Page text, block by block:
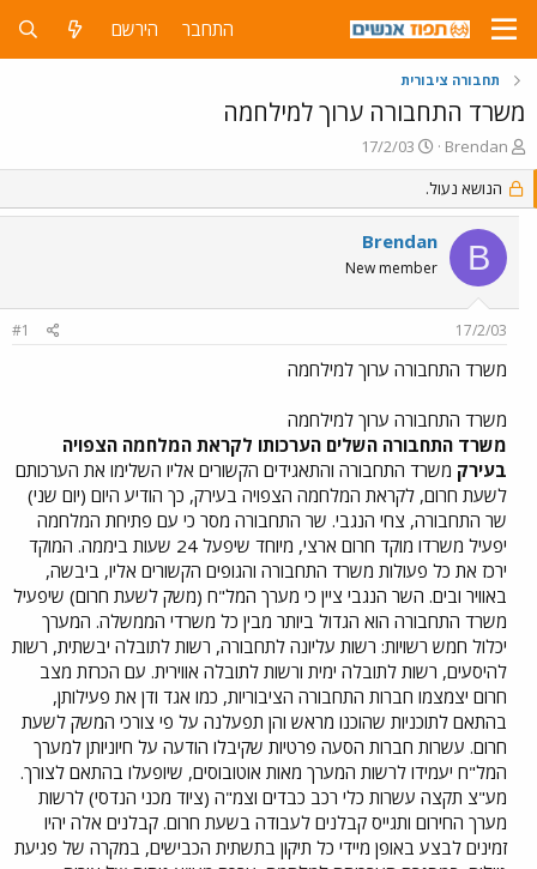
התחבר הירשם
תחבורה ציבורית
משרד התחבורה ערוך למילחמה
פ
ו
ת
ח
נ
Brendan
פ
ו
ס
ם
ב
ת
ך
17/2/03
הנושא נעול.
B
Brendan
New member
17/2/03
#1
משרד התחבורה ערוך למילחמה
משרד התחבורה ערוך למילחמה
משרד התחבורה השלים הערכותו לקראת המלחמה הצפויה
בעירק משרד התחבורה והתאגידים הקשורים אליו השלימו את הערכותם
לשעת חרום, לקראת המלחמה הצפויה בעירק, כך הודיע היום (יום שני)
שר התחבורה, צחי הנגבי. שר התחבורה מסר כי עם פתיחת המלחמה
יפעיל משרדו מוקד חרום ארצי, מיוחד שיפעל 24 שעות ביממה. המוקד
ירכז את כל פעולות משרד התחבורה והגופים הקשורים אליו, ביבשה,
באוויר ובים. השר הנגבי ציין כי מערך המל"ח (משק לשעת חרום) שיפעיל
משרד התחבורה הוא הגדול ביותר מבין כל משרדי הממשלה. המערך
יכלול חמש רשויות: רשות עליונה לתחבורה, רשות לתובלה יבשתית, רשות
להיסעים, רשות לתובלה ימית ורשות לתובלה אווירית. עם הכרזת מצב
חרום יצמצמו חברות התחבורה הציבוריות, כמו אגד ודן את פעילותן,
בהתאם לתוכניות שהוכנו מראש והן תפעלנה על פי צורכי המשק לשעת
חרום. עשרות חברות הסעה פרטיות שקיבלו הודעה על חיוניותן למערך
המל"ח יעמידו לרשות המערך מאות אוטובוסים, שיופעלו בהתאם לצורך.
מע"צ תקצה עשרות כלי רכב כבדים וצמ"ה (ציוד מכני הנדסי) לרשות
מערך החירום ותגייס קבלנים לעבודה בשעת חרום. קבלנים אלה יהיו
זמינים לבצע באופן מיידי כל תיקון בתשתית הכבישים, במקרה של פגיעת